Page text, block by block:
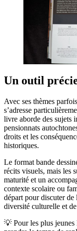
Un outil
Avec ses thèmes
s’adresse
livre aborde des sujets
pensionnats
droits et les
historiques.
Le format bande
récits visuels, mais les
maturité et un
contexte scolaire ou
départ pour discuter de
diversité culturelle et
💡 Pour les plus jeunes